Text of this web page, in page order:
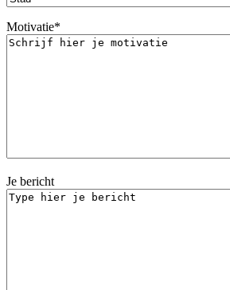
dash
Motivatie*
Je bericht